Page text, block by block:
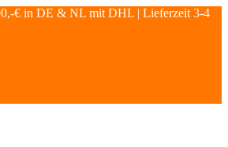
€ in DE & NL mit DHL | Lieferzeit 3-4